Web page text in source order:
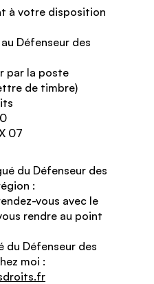
à votre disposition
Défenseur des
par la poste
de timbre)
07
du Défenseur des
:
vous avec le
rendre au point
du Défenseur des
moi :